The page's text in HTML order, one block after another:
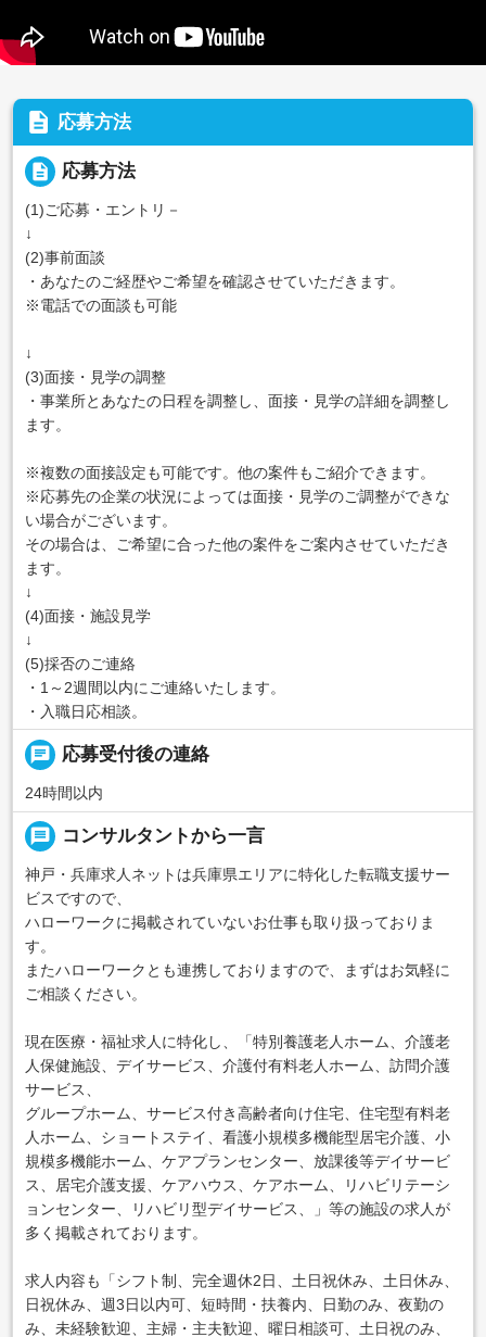
description 応募方法
description 応募方法
(1)ご応募・エントリ－
↓
(2)事前面談
・あなたのご経歴やご希望を確認させていただきます。
※電話での面談も可能
↓
(3)面接・見学の調整
・事業所とあなたの日程を調整し、面接・見学の詳細を調整し
ます。
※複数の面接設定も可能です。他の案件もご紹介できます。
※応募先の企業の状況によっては面接・見学のご調整ができな
い場合がございます。
その場合は、ご希望に合った他の案件をご案内させていただき
ます。
↓
(4)面接・施設見学
↓
(5)採否のご連絡
・1～2週間以内にご連絡いたします。
・入職日応相談。
chat 応募受付後の連絡
24時間以内
message コンサルタントから一言
神戸・兵庫求人ネットは兵庫県エリアに特化した転職支援サー
ビスですので、
ハローワークに掲載されていないお仕事も取り扱っておりま
す。
またハローワークとも連携しておりますので、まずはお気軽に
ご相談ください。
現在医療・福祉求人に特化し、「特別養護老人ホーム、介護老
人保健施設、デイサービス、介護付有料老人ホーム、訪問介護
サービス、
グループホーム、サービス付き高齢者向け住宅、住宅型有料老
人ホーム、ショートステイ、看護小規模多機能型居宅介護、小
規模多機能ホーム、ケアプランセンター、放課後等デイサービ
ス、居宅介護支援、ケアハウス、ケアホーム、リハビリテーシ
ョンセンター、リハビリ型デイサービス、」等の施設の求人が
多く掲載されております。
求人内容も「シフト制、完全週休2日、土日祝休み、土日休み、
日祝休み、週3日以内可、短時間・扶養内、日勤のみ、夜勤の
み、未経験歓迎、主婦・主夫歓迎、曜日相談可、土日祝のみ、